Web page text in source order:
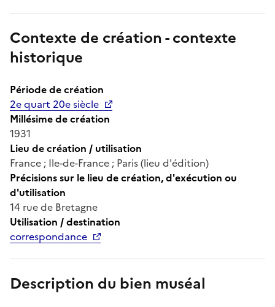
Contexte de création - contexte
historique
Période de création
2e quart 20e siècle
Millésime de création
1931
Lieu de création / utilisation
France ; Ile-de-France ; Paris (lieu d'édition)
Précisions sur le lieu de création, d'exécution ou
d'utilisation
14 rue de Bretagne
Utilisation / destination
correspondance
Description du bien muséal